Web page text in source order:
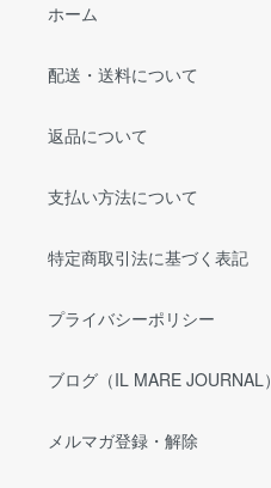
ホーム
配送・送料について
返品について
支払い方法について
特定商取引法に基づく表記
プライバシーポリシー
ブログ（IL MARE JOURNAL）
メルマガ登録・解除